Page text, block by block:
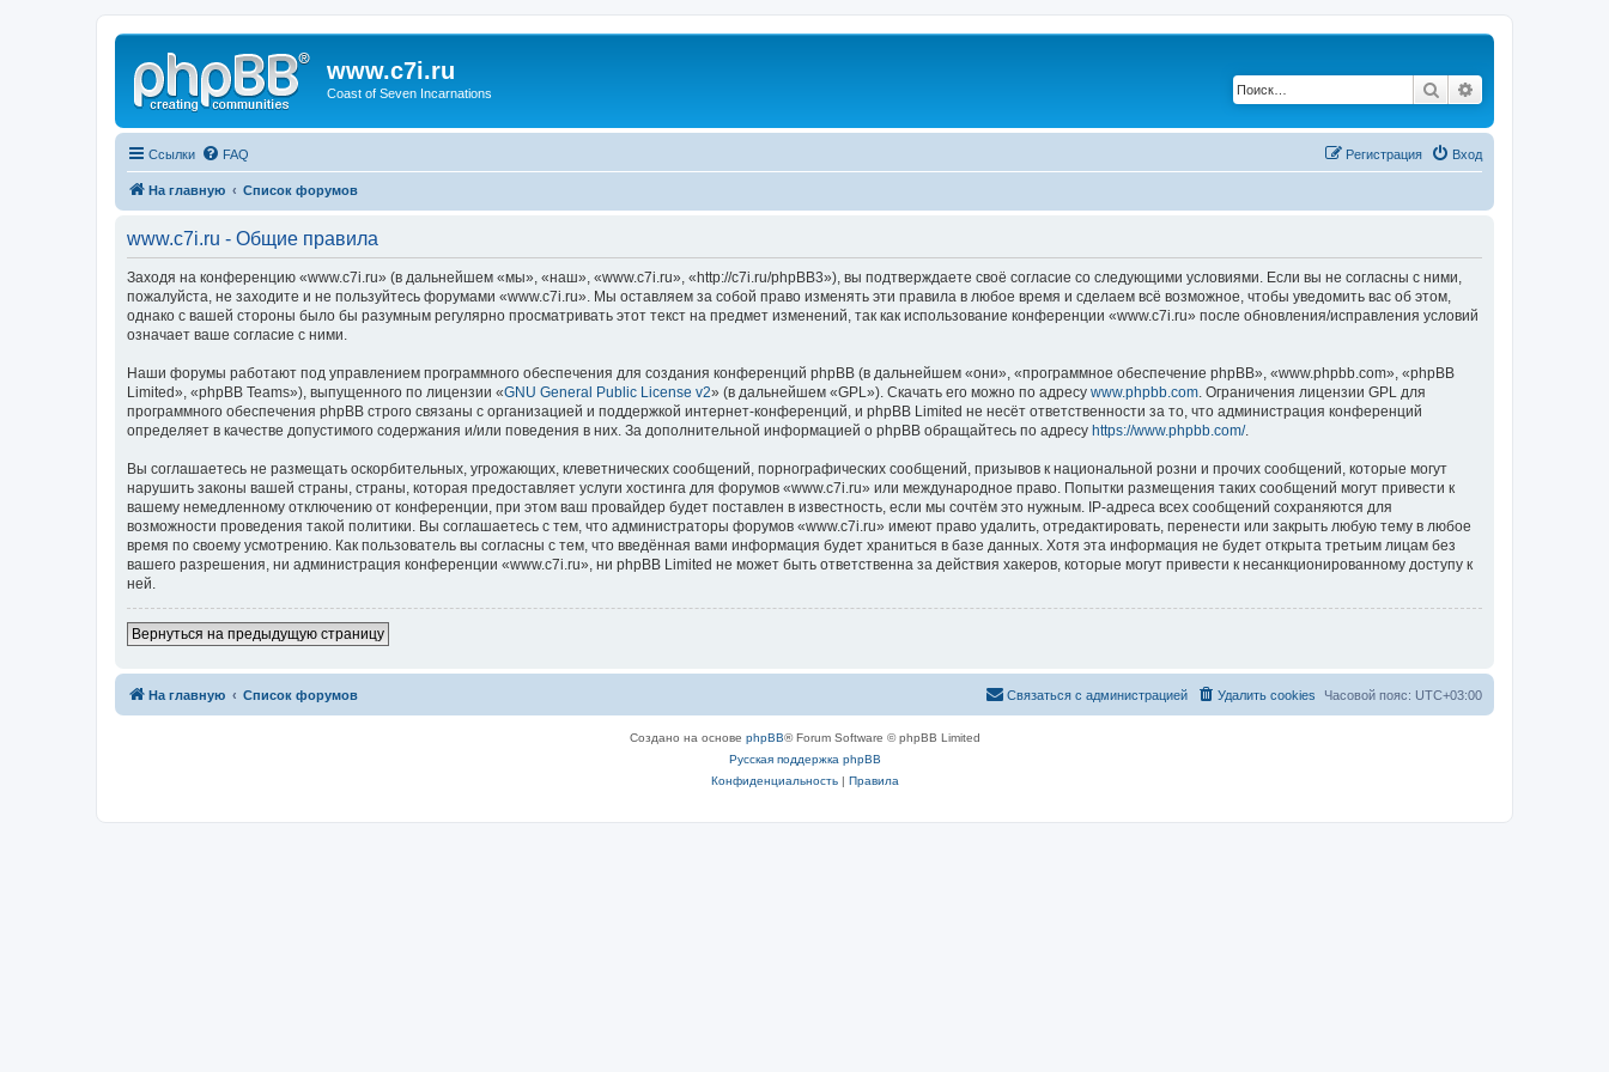
www.c7i.ru
Coast of Seven Incarnations Поиск
Ссылки FAQ Вход
Регистрация
На главную Список форумов
www.c7i.ru - Общие правила
Заходя на конференцию «www.c7i.ru» (в дальнейшем «мы», «наш», «www.c7i.ru», «http://c7i.ru/phpBB3»), вы подтверждаете своё согласие со следующими условиями. Если вы не согласны с ними,
пожалуйста, не заходите и не пользуйтесь форумами «www.c7i.ru». Мы оставляем за собой право изменять эти правила в любое время и сделаем всё возможное, чтобы уведомить вас об этом,
однако с вашей стороны было бы разумным регулярно просматривать этот текст на предмет изменений, так как использование конференции «www.c7i.ru» после обновления/исправления условий
означает ваше согласие с ними.
Наши форумы работают под управлением программного обеспечения для создания конференций phpBB (в дальнейшем «они», «программное обеспечение phpBB», «www.phpbb.com», «phpBB
Limited», «phpBB Teams»), выпущенного по лицензии «GNU General Public License v2» (в дальнейшем «GPL»). Скачать его можно по адресу www.phpbb.com . Ограничения лицензии GPL для
программного обеспечения phpBB строго связаны с организацией и поддержкой интернет-конференций, и phpBB Limited не несёт ответственности за то, что администрация конференций
определяет в качестве допустимого содержания и/или поведения в них. За дополнительной информацией о phpBB обращайтесь по адресу https://www.phpbb.com/.
Вы соглашаетесь не размещать оскорбительных, угрожающих, клеветнических сообщений, порнографических сообщений, призывов к национальной розни и прочих сообщений, которые могут
нарушить законы вашей страны, страны, которая предоставляет услуги хостинга для форумов «www.c7i.ru» или международное право. Попытки размещения таких сообщений могут привести к
вашему немедленному отключению от конференции, при этом ваш провайдер будет поставлен в известность, если мы сочтём это нужным. IP-адреса всех сообщений сохраняются для
возможности проведения такой политики. Вы соглашаетесь с тем, что администраторы форумов «www.c7i.ru» имеют право удалить, отредактировать, перенести или закрыть любую тему в любое
время по своему усмотрению. Как пользователь вы согласны с тем, что введённая вами информация будет храниться в базе данных. Хотя эта информация не будет открыта третьим лицам без
вашего разрешения, ни администрация конференции «www.c7i.ru», ни phpBB Limited не может быть ответственна за действия хакеров, которые могут привести к несанкционированному доступу к
ней.
Вернуться на предыдущую страницу
На главную Список форумов Часовой пояс: UTC+03:00
Удалить cookies
Связаться с администрацией
Создано на основе phpBB® Forum Software © phpBB Limited
Русская поддержка phpBB
Конфиденциальность| Правила